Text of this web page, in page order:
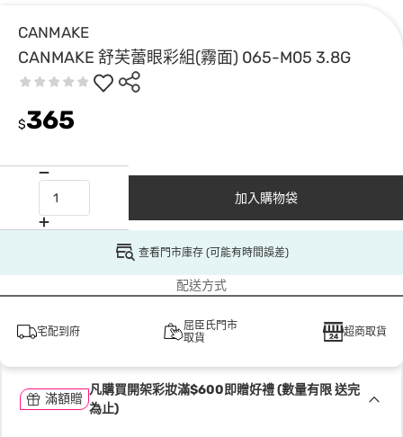
CANMAKE
CANMAKE 舒芙蕾眼彩組(霧面) 065-M05 3.8G
$365
加入購物袋
查看門市庫存 (可能有時間誤差)
配送方式
宅配到府
屈臣氏門市
取貨
超商取貨
滿額贈
凡購買開架彩妝滿$600即贈好禮 (數量有限 送完
為止)